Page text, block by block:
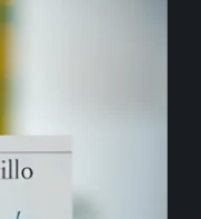
llega…
mestizaje